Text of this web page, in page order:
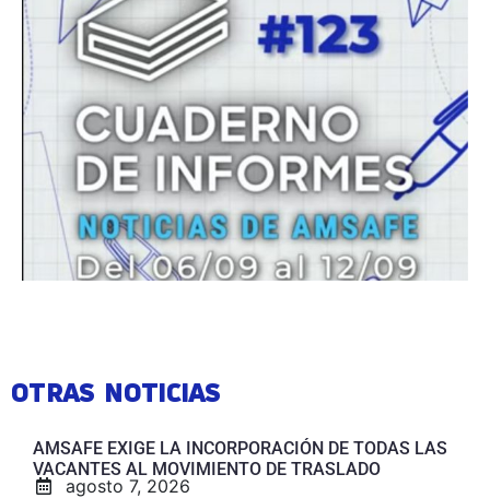
OTRAS NOTICIAS
AMSAFE EXIGE LA INCORPORACIÓN DE TODAS LAS
VACANTES AL MOVIMIENTO DE TRASLADO
agosto 7, 2026